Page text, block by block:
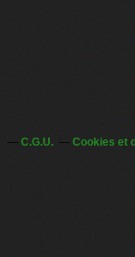
C.G.U. Cookies et